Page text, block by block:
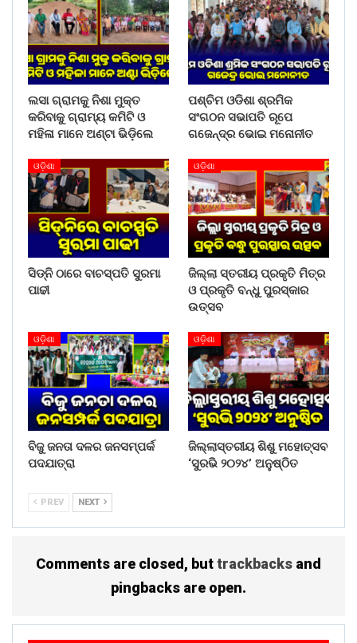
ଲସା ଗ୍ରାମକୁ ନିଶା ମୁକ୍ତ
କରିବାକୁ ଗ୍ରାମ୍ୟ କମିଟି ଓ
ମହିଳା ମାନେ ଅଣ୍ଟା ଭିଡ଼ିଲେ
ପଶ୍ଚିମ ଓଡିଶା ଶ୍ରମିକ
ସଂଗଠନ ସଭାପତି ରୂପେ
ଗଜେନ୍ଦ୍ର ଭୋଇ ମନୋନୀତ
ଓଡ଼ିଶା
ସିଡ୍‌ନି ଠାରେ ବାଚସ୍ପତି ସୁରମା
ପାଢୀ
ଓଡ଼ିଶା
ଜିଲ୍ଲା ସ୍ତରୀୟ ପ୍ରକୃତି ମିତ୍ର
ଓ ପ୍ରକୃତି ବନ୍ଧୁ ପୁରସ୍କାର
ଉତ୍ସବ
ଓଡ଼ିଶା
ବିଜୁ ଜନତା ଦଳର ଜନସମ୍ପର୍କ
ପଦଯାତ୍ରା
ଓଡ଼ିଶା
ଜିଲ୍ଲାସ୍ତରୀୟ ଶିଶୁ ମହୋତ୍ସବ
‘ସୁରଭି ୨୦୨୪’ ଅନୁଷ୍ଠିତ
PREV NEXT
Comments are closed, buttrackbacks and
pingbacks are open.